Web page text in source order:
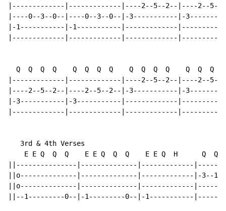
|-------------|-------------|----2--5--2--|----2--5--
|----0--3--0--|----0--3--0--|-3-----------|-
|-1-----------|-1-----------|-------------
|-------------|-------------|-------------
  Q  Q  Q  Q    Q  Q  Q  Q    Q  Q  Q  Q    Q  Q  Q  Q
|-------------|-------------|----2--5--2--|----2--5--
|----2--5--2--|----2--5--2--|-3-----------|-
|-3-----------|-3-----------|-------------
|-------------|-------------|-------------
   3rd & 4th Verses
E E Q  Q  Q    E E Q  Q  Q    E E Q  H      Q  Q
||---------------|--------------|-------------
||o--------------|--------------|-------------|-3--
||o--------------|--------------|-------------
||--1---------0--|-1---------0--|-1-----------